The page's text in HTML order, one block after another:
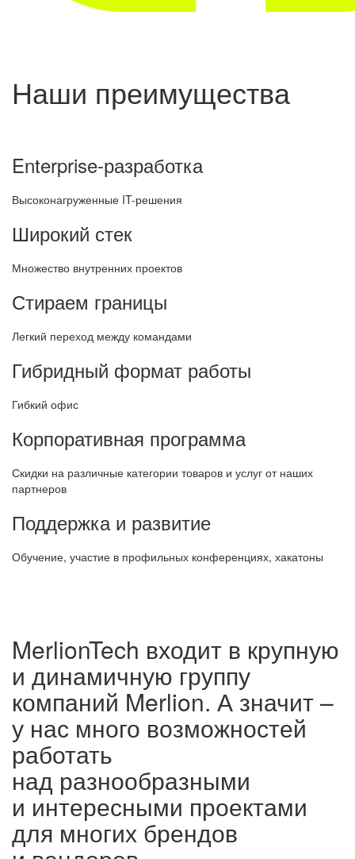
Наши преимущества
Enterprise-разработка
Высоконагруженные IT-решения
Широкий стек
Множество внутренних проектов
Стираем границы
Легкий переход между командами
Гибридный формат работы
Гибкий офис
Корпоративная программа
Скидки на различные категории товаров и услуг от наших
партнеров
Поддержка и развитие
Обучение, участие в профильных конференциях, хакатоны
MerlionTech входит в крупную
и динамичную группу
компаний Merlion. А значит –
у нас много возможностей
работать
над разнообразными
и интересными проектами
для многих брендов